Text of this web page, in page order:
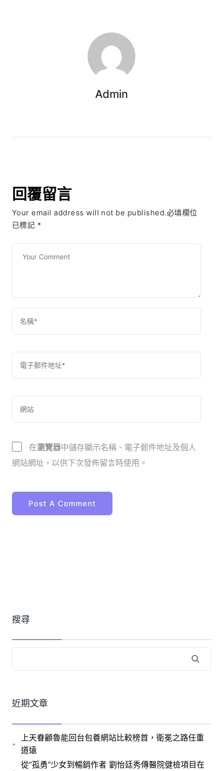
Admin
回覆留言
Your email address will not be published.必填欄位
已標記 *
在瀏覽器中儲存顯示名稱、電子郵件地址及個人
網站網址，以供下次發佈留言時使用。
搜尋
近期文章
上天眷顧魯能回台包養網站比較榜首，衛冕之路任重
道遠
從“孤勇”少女到暢銷作者 劉怡廷秀傳醫院健檢項目在